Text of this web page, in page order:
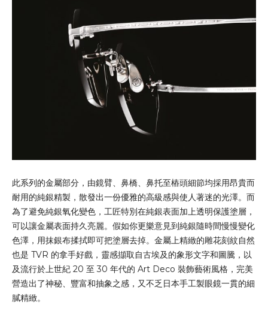
此系列的金屬部分，由鏡臂、鼻橋、鼻托至樁頭細節均採用昂貴而
耐用的純銀精製，散發出一份優雅的高級感與使人著迷的光澤。而
為了避免純銀氧化變色，工匠特別在純銀表面加上透明保護塗層，
可以讓金屬表面持久亮麗。假如你更樂意見到純銀隨時間慢慢變化
色澤，用抹銀布揉拭即可把塗層去掉。金屬上精緻的雕花刻紋自然
也是 TVR 的拿手好戲，靈感擷取自古埃及的象形文字和圖騰，以
及流行於上世紀 20 至 30 年代的 Art Deco 裝飾藝術風格，完美
營造出了神秘、豐富和抽象之感，又不乏日本手工製眼鏡一貫的細
膩精緻。